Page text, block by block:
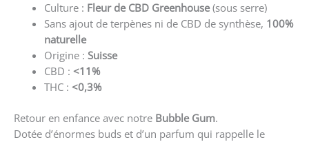
Culture : Fleur de CBD Greenhouse(sous serre)
Sans ajout de terpènes ni de CBD de synthèse, 100%
naturelle
Origine : Suisse
CBD : <11%
THC : <0,3%
Retour en enfance avec notre Bubble Gum.
Dotée d’énormes buds et d’un parfum qui rappelle le